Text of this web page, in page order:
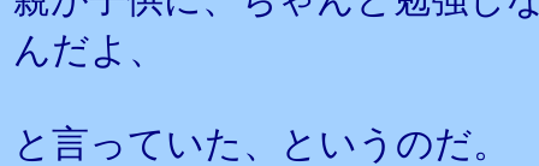
んだよ、
と言っていた、というのだ。